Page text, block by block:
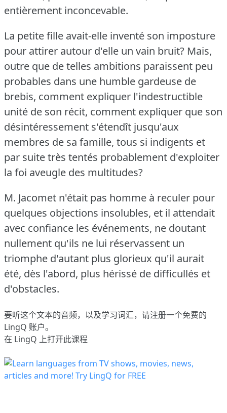
entièrement inconcevable.
La petite fille avait-elle inventé son imposture
pour attirer autour d'elle un vain bruit? Mais,
outre que de telles ambitions paraissent peu
probables dans une humble gardeuse de
brebis, comment expliquer l'indestructible
unité de son récit, comment expliquer que son
désintéressement s'étendît jusqu'aux
membres de sa famille, tous si indigents et
par suite très tentés probablement d'exploiter
la foi aveugle des multitudes?
M. Jacomet n'était pas homme à reculer pour
quelques objections insolubles, et il attendait
avec confiance les événements, ne doutant
nullement qu'ils ne lui réservassent un
triomphe d'autant plus glorieux qu'il aurait
été, dès l'abord, plus hérissé de difficullés et
d'obstacles.
要听这个文本的音频，以及学习词汇，请注册一个免费的
LingQ 账户。
在 LingQ 上打开此课程